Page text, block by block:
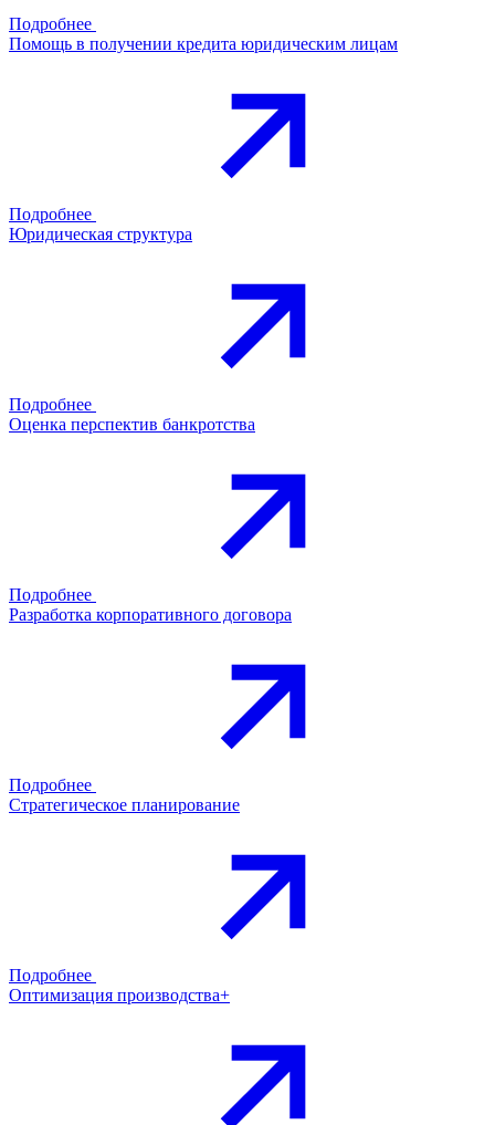
Подробнее
Помощь в получении кредита юридическим лицам
Подробнее
Юридическая структура
Подробнее
Оценка перспектив банкротства
Подробнее
Разработка корпоративного договора
Подробнее
Стратегическое планирование
Подробнее
Оптимизация производства+